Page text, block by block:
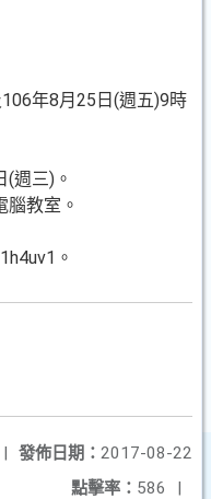
年8月25日(週五)9時
週三)。
腦教室。
。
發佈日期： 2017-08-22
|
點擊率： 586 |